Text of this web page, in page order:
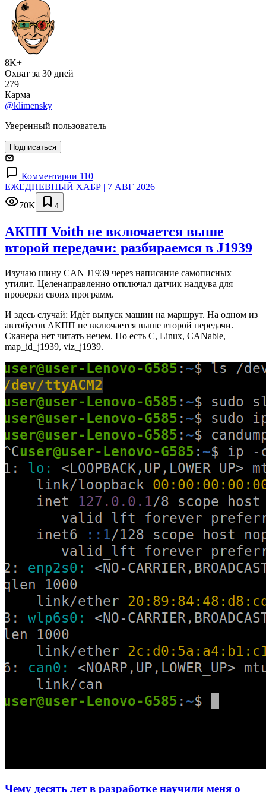
8K+
Охват за 30 дней
279
Карма
@klimensky
Уверенный пользователь
Подписаться
Комментарии 110
ЕЖЕДНЕВНЫЙ ХАБР | 7 АВГ 2026
70K
4
АКПП Voith не включается выше
второй передачи: разбираемся в J1939
Изучаю шину CAN J1939 через написание самописных
утилит. Целенаправленно отключал датчик наддува для
проверки своих программ.
И здесь случай: Идёт выпуск машин на маршрут. На одном из
автобусов АКПП не включается выше второй передачи.
Сканера нет читать нечем. Но есть C, Linux, CANable,
map_id_j1939, viz_j1939.
Чему десять лет в разработке научили меня о